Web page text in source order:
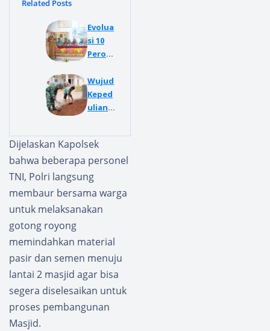
Related Posts
Evolua
si 10
Peroge
pokok
PKK
Bupati
g
Penceg
ahan
Stunti
ng dan
Pengu
Ekono
Masyar
akat
Wujud
Keped
ulian
Kepada
Masyar
akat,
Kodim
Wayka
nan
n
Sarana
Sumur
Bor
Dijelaskan Kapolsek
bahwa beberapa personel
TNI, Polri langsung
membaur bersama warga
untuk melaksanakan
gotong royong
memindahkan material
pasir dan semen menuju
lantai 2 masjid agar bisa
segera diselesaikan untuk
proses pembangunan
Masjid.